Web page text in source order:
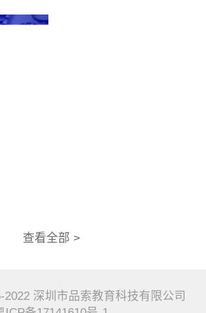
查看全部 >
深圳市品索教育科技有限公司